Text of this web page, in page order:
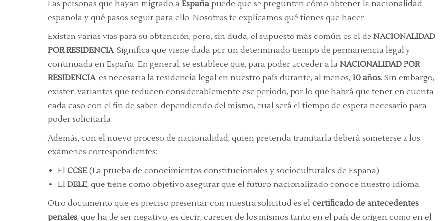
Las personas que hayan migrado a España puede que se pregunten cómo obtener la nacionalidad
española y qué pasos seguir para ello. Nosotros te explicamos qué tienes que hacer.
Existen varías vías para su obtención, pero, sin duda, el supuesto más común es el de NACIONALIDAD
POR RESIDENCIA. Significa que viene dada por un determinado tiempo de permanencia legal y
continuada en España. En general, se establece que, para poder acceder a la NACIONALIDAD POR
RESIDENCIA, es necesaria la residencia legal en nuestro país durante, al menos, 10 años. Sin embargo,
existen variantes que reducen considerablemente ese periodo, por lo que habrá que tener en cuenta
cada caso con el fin de saber, dependiendo del mismo, cual será el tiempo de espera necesario para
poder solicitarla.
Además, con el nuevo proceso de nacionalidad, quien pretenda tramitarla deberá someterse a los
exámenes correspondientes:
El CCSE (La prueba de conocimientos constitucionales y socioculturales de España)
El DELE, que tiene como objetivo asegurar que el futuro nacionalizado conoce nuestro idioma.
Otro documento que es preciso presentar con nuestra solicitud es el certificado de antecedentes
penales, que ha de ser negativo, es decir, carecer de los mismos tanto en el país de origen como en el